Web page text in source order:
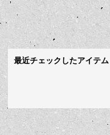
最近チェックしたアイテム